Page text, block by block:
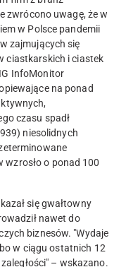
zwrócono uwagę, że w
w Polsce pandemii
zajmujących się
ciastkarskich i ciastek
InfoMonitor
na ponad
czasu spadł
niesolidnych
wzrosło o ponad 100
się gwałtowny
nawet do
biznesów. "Wydaje
w ciągu ostatnich 12
– wskazano.